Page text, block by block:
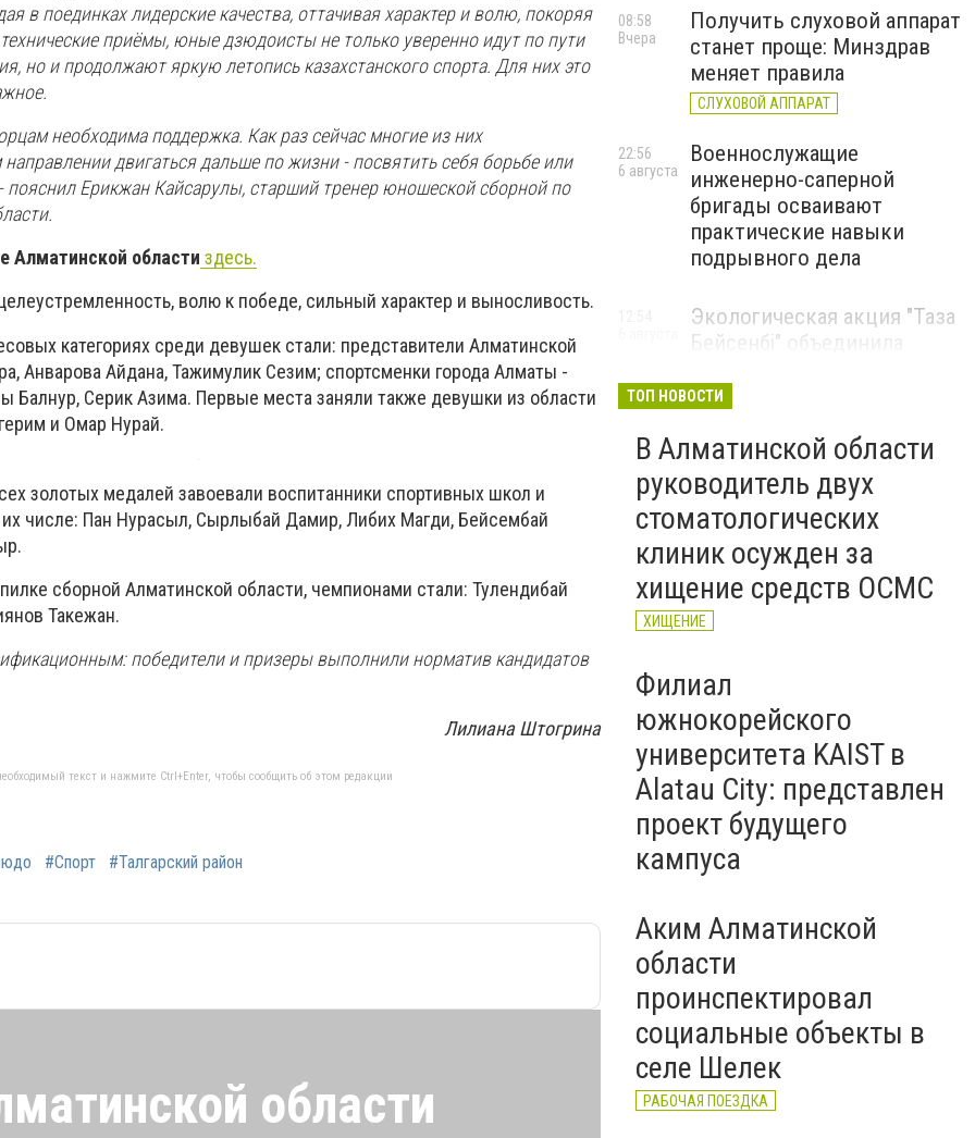
в поединках лидерские качества, оттачивая характер и волю, покоряя
приёмы, юные дзюдоисты не только уверенно идут по пути
но и продолжают яркую летопись казахстанского спорта. Для них это
необходима поддержка. Как раз сейчас многие из них
двигаться дальше по жизни - посвятить себя борьбе или
пояснил Ерикжан Кайсарулы, старший тренер юношеской сборной по
Алматинской области здесь.
волю к победе, сильный характер и выносливость.
категориях среди девушек стали: представители Алматинской
Анварова Айдана, Тажимулик Сезим; спортсменки города Алматы -
Балнур, Серик Азима. Первые места заняли также девушки из области
и Омар Нурай.
золотых медалей завоевали воспитанники спортивных школ и
числе: Пан Нурасыл, Сырлыбай Дамир, Либих Магди, Бейсембай
сборной Алматинской области, чемпионами стали: Тулендибай
Такежан.
победители и призеры выполнили норматив кандидатов
Лилиана Штогрина
текст и нажмите Ctrl+Enter, чтобы сообщить об этом редакции
#Спорт #Талгарский район
области
Получить слуховой аппарат
станет проще: Минздрав
меняет правила
СЛУХОВОЙ АППАРАТ
08:58
Вчера
Военнослужащие
инженерно-саперной
бригады осваивают
практические навыки
подрывного дела
22:56
6 августа
Экологическая акция "Таза
Бейсенбі" объединила
Алматинской области
ТОП НОВОСТИ
В Алматинской области
руководитель двух
стоматологических
клиник осужден за
хищение средств ОСМС
ХИЩЕНИЕ
Филиал
южнокорейского
университета KAIST в
Alatau City: представлен
проект будущего
кампуса
Аким Алматинской
области
проинспектировал
социальные объекты в
селе Шелек
РАБОЧАЯ ПОЕЗДКА